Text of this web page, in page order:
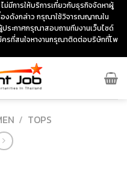
ม่มีการให้บริการเกี่ยวกับธุรกิจจัดหาผู้
องดังกล่าว กรุณาใช้วิจารณญาณใน
ระกาศกรุณาสอบถามทีมงานเว็บไซด์
ครที่สนใจหางานกรุณาติดต่อบริษัทที่โพ
/ TOPS